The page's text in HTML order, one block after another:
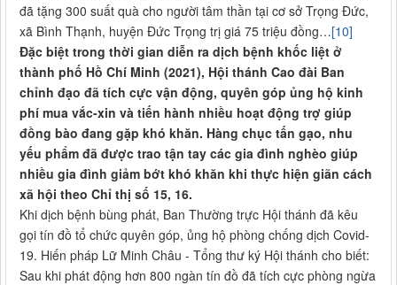
đã tặng 300 suất quà cho người tâm thần tại cơ sở Trọng Đức,
xã Bình Thạnh, huyện Đức Trọng trị giá 75 triệu đồng…[10]
Đặc biệt trong thời gian diễn ra dịch bệnh khốc liệt ở
thành phố Hồ Chí Minh (2021), Hội thánh Cao đài Ban
chỉnh đạo đã tích cực vận động, quyên góp ủng hộ kinh
phí mua vắc-xin và tiến hành nhiều hoạt động trợ giúp
đồng bào đang gặp khó khăn. Hàng chục tấn gạo, nhu
yếu phẩm đã được trao tận tay các gia đình nghèo giúp
nhiều gia đình giảm bớt khó khăn khi thực hiện giãn cách
xã hội theo Chỉ thị số 15, 16.
Khi dịch bệnh bùng phát, Ban Thường trực Hội thánh đã kêu
gọi tín đồ tổ chức quyên góp, ủng hộ phòng chống dịch Covid-
19. Hiến pháp Lữ Minh Châu - Tổng thư ký Hội thánh cho biết:
Sau khi phát động hơn 800 ngàn tín đồ đã tích cực phòng ngừa